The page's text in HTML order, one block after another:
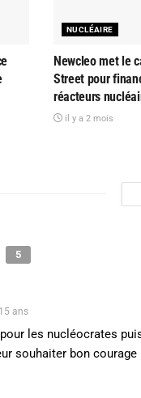
NUCLÉAIRE
Newcleo met le
Street pour
réacteurs
il y a 2 mois
5
ans
les nucléocrates
souhaiter bon courage